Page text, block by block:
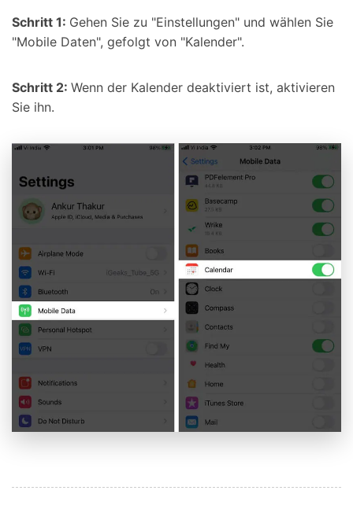
Schritt 1: Gehen Sie zu "Einstellungen" und wählen Sie
"Mobile Daten", gefolgt von "Kalender".
Schritt 2: Wenn der Kalender deaktiviert ist, aktivieren
Sie ihn.